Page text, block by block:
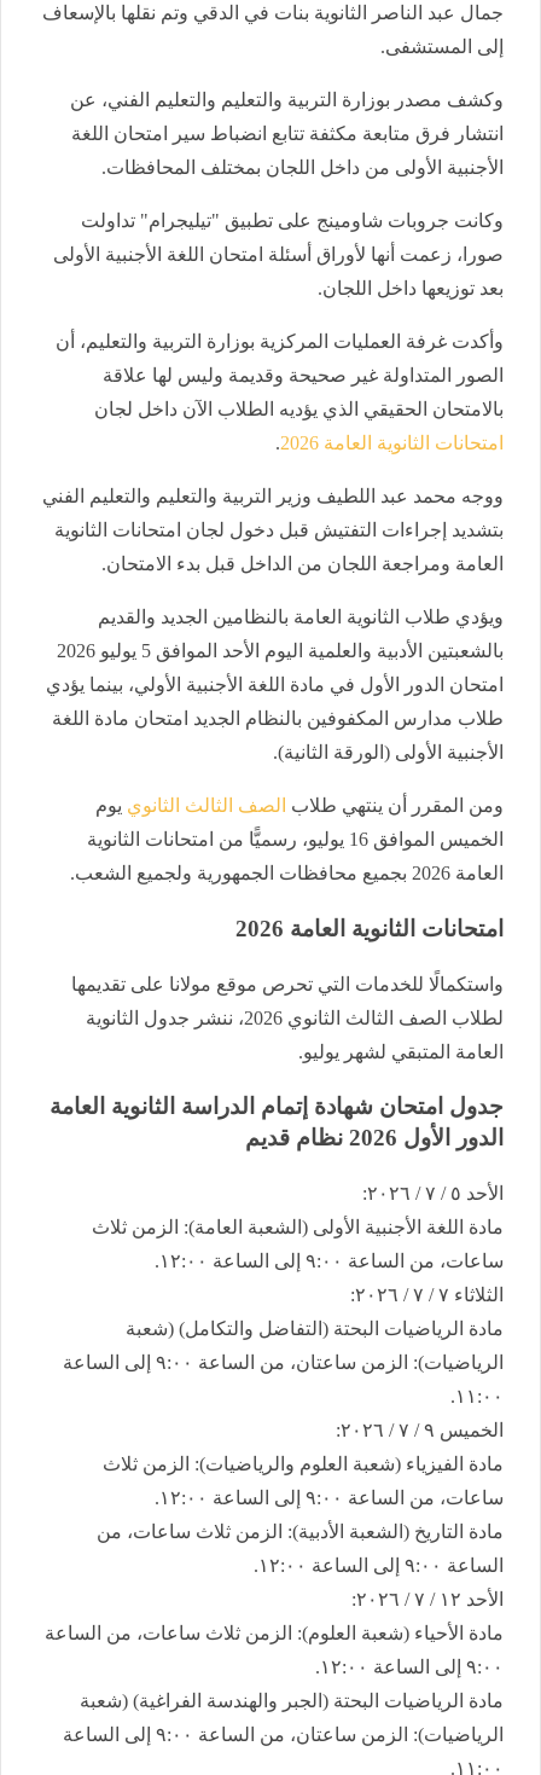
جمال عبد الناصر الثانوية بنات في الدقي وتم نقلها بالإسعاف
إلى المستشفى.
وكشف مصدر بوزارة التربية والتعليم والتعليم الفني، عن
انتشار فرق متابعة مكثفة تتابع انضباط سير امتحان اللغة
الأجنبية الأولى من داخل اللجان بمختلف المحافظات.
وكانت جروبات شاومينج على تطبيق "تيليجرام" تداولت
صورا، زعمت أنها لأوراق أسئلة امتحان اللغة الأجنبية الأولى
بعد توزيعها داخل اللجان.
وأكدت غرفة العمليات المركزية بوزارة التربية والتعليم، أن
الصور المتداولة غير صحيحة وقديمة وليس لها علاقة
بالامتحان الحقيقي الذي يؤديه الطلاب الآن داخل لجان
امتحانات الثانوية العامة 2026
.
ووجه محمد عبد اللطيف وزير التربية والتعليم والتعليم الفني
بتشديد إجراءات التفتيش قبل دخول لجان امتحانات الثانوية
العامة ومراجعة اللجان من الداخل قبل بدء الامتحان.
ويؤدي طلاب الثانوية العامة بالنظامين الجديد والقديم
بالشعبتين الأدبية والعلمية اليوم الأحد الموافق 5 يوليو 2026
امتحان الدور الأول في مادة اللغة الأجنبية الأولي، بينما يؤدي
طلاب مدارس المكفوفين بالنظام الجديد امتحان مادة اللغة
الأجنبية الأولى (الورقة الثانية).
ومن المقرر أن ينتهي طلاب الصف الثالث الثانوي يوم
الخميس الموافق 16 يوليو، رسميًّا من امتحانات الثانوية
العامة 2026 بجميع محافظات الجمهورية ولجميع الشعب.
امتحانات الثانوية العامة 2026
واستكمالًا للخدمات التي تحرص موقع مولانا على تقديمها
لطلاب الصف الثالث الثانوي 2026، ننشر جدول الثانوية
العامة المتبقي لشهر يوليو.
​جدول امتحان شهادة إتمام الدراسة الثانوية العامة ​
الدور الأول 2026 نظام قديم
​الأحد ٥ / ٧ / ٢٠٢٦:
​مادة اللغة الأجنبية الأولى (الشعبة العامة): الزمن ثلاث
ساعات، من الساعة ٩:٠٠ إلى الساعة ١٢:٠٠.
​الثلاثاء ٧ / ٧ / ٢٠٢٦:
​مادة الرياضيات البحتة (التفاضل والتكامل) (شعبة
الرياضيات): الزمن ساعتان، من الساعة ٩:٠٠ إلى الساعة
١١:٠٠.
​الخميس ٩ / ٧ / ٢٠٢٦:
​مادة الفيزياء (شعبة العلوم والرياضيات): الزمن ثلاث
ساعات، من الساعة ٩:٠٠ إلى الساعة ١٢:٠٠.
​مادة التاريخ (الشعبة الأدبية): الزمن ثلاث ساعات، من
الساعة ٩:٠٠ إلى الساعة ١٢:٠٠.
​الأحد ١٢ / ٧ / ٢٠٢٦:
​مادة الأحياء (شعبة العلوم): الزمن ثلاث ساعات، من الساعة
٩:٠٠ إلى الساعة ١٢:٠٠.
​مادة الرياضيات البحتة (الجبر والهندسة الفراغية) (شعبة
الرياضيات): الزمن ساعتان، من الساعة ٩:٠٠ إلى الساعة
١١:٠٠.